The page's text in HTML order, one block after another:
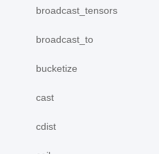
broadcast_tensors
broadcast_to
bucketize
cast
cdist